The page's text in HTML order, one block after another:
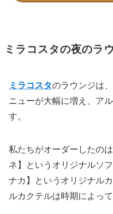
ミラコスタの夜のラ
ミラコスタのラウンジは
ニューが大幅に増え、ア
す。
私たちがオーダーしたの
ネ】というオリジナルソ
ナカ】というオリジナル
ルカクテルは時期によっ